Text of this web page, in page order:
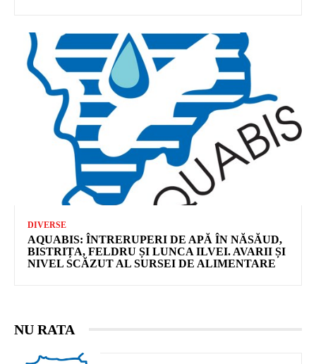
DIVERSE
AQUABIS: ÎNTRERUPERI DE APĂ ÎN NĂSĂUD,
BISTRIȚA, FELDRU ȘI LUNCA ILVEI. AVARII ȘI
NIVEL SCĂZUT AL SURSEI DE ALIMENTARE
NU RATA